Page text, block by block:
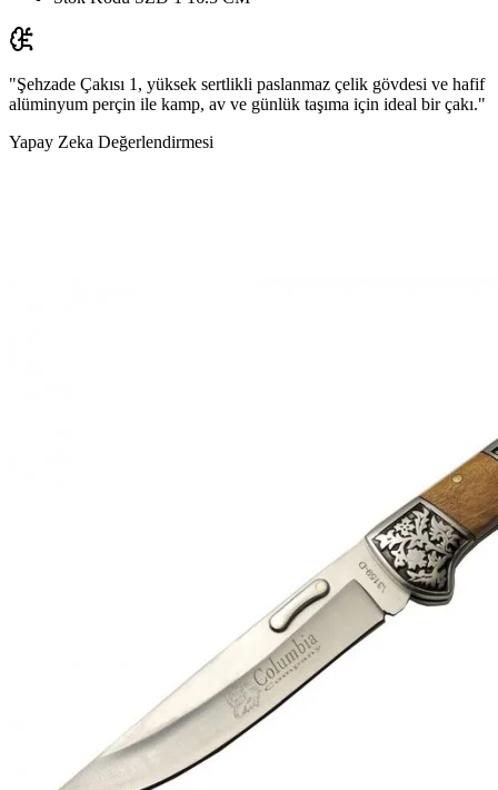
"Şehzade Çakısı 1, yüksek sertlikli paslanmaz çelik gövdesi ve hafif
alüminyum perçin ile kamp, av ve günlük taşıma için ideal bir çakı."
Yapay Zeka Değerlendirmesi